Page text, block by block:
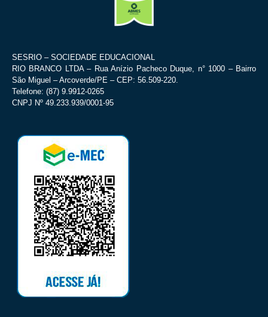
SESRIO – SOCIEDADE EDUCACIONAL
RIO BRANCO LTDA – Rua Anízio Pacheco Duque, n° 1000 – Bairro
São Miguel – Arcoverde/PE – CEP: 56.509-220.
Telefone: (87) 9.9912-0265
CNPJ Nº 49.233.939/0001-95